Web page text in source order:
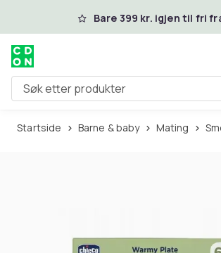
Hopp til hovedinnholdBare 399 kr. igjen til fri
Søk etter produkter
Startside Barne & baby Mating